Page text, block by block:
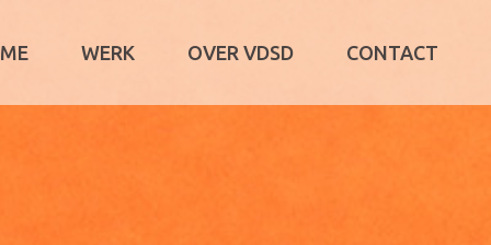
WERK OVER VDSD CONTACT